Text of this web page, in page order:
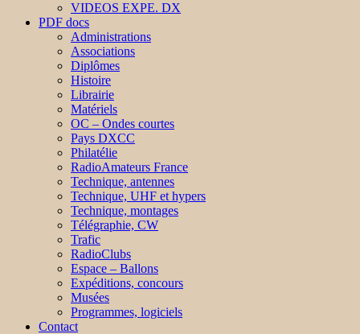
VIDEOS EXPE. DX
PDF docs
Administrations
Associations
Diplômes
Histoire
Librairie
Matériels
OC – Ondes courtes
Pays DXCC
Philatélie
RadioAmateurs France
Technique, antennes
Technique, UHF et hypers
Technique, montages
Télégraphie, CW
Trafic
RadioClubs
Espace – Ballons
Expéditions, concours
Musées
Programmes, logiciels
Contact